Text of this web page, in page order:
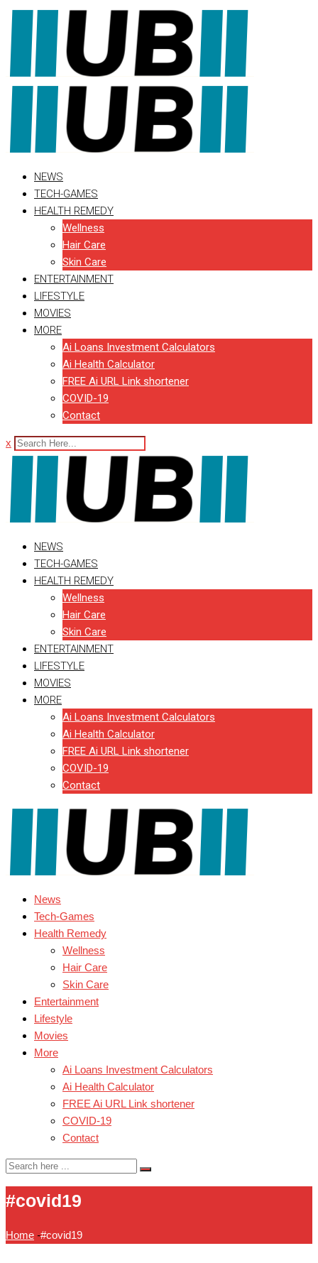
Skip
to
content
NEWS
TECH-GAMES
HEALTH REMEDY
Wellness
Hair Care
Skin Care
ENTERTAINMENT
LIFESTYLE
MOVIES
MORE
Ai Loans Investment Calculators
Ai Health Calculator
FREE Ai URL Link shortener
COVID-19
Contact
x
NEWS
TECH-GAMES
HEALTH REMEDY
Wellness
Hair Care
Skin Care
ENTERTAINMENT
LIFESTYLE
MOVIES
MORE
Ai Loans Investment Calculators
Ai Health Calculator
FREE Ai URL Link shortener
COVID-19
Contact
News
Tech-Games
Health Remedy
Wellness
Hair Care
Skin Care
Entertainment
Lifestyle
Movies
More
Ai Loans Investment Calculators
Ai Health Calculator
FREE Ai URL Link shortener
COVID-19
Contact
#covid19
Home -#covid19